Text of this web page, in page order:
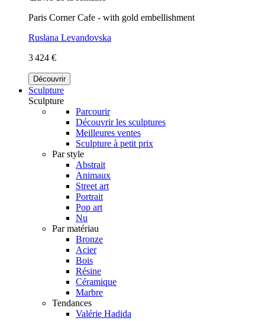
Paris Corner Cafe - with gold embellishment
Ruslana Levandovska
3 424 €
Découvrir
Sculpture
Sculpture
Parcourir
Découvrir les sculptures
Meilleures ventes
Sculpture à petit prix
Par style
Abstrait
Animaux
Street art
Portrait
Pop art
Nu
Par matériau
Bronze
Acier
Bois
Résine
Céramique
Marbre
Tendances
Valérie Hadida